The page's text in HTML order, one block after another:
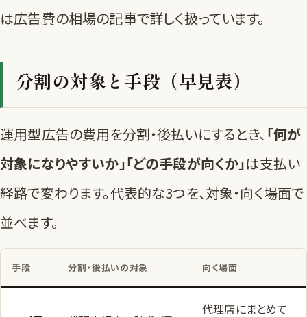
は広告費の相場の記事で詳しく扱っています。
分割の対象と手段（早見表）
運用型広告の費用を分割・後払いにするとき、 「何が
対象になりやすいか」「どの手段が向くか」は支払い
経路で変わります。代表的な3つを、対象・向く場面で
並べます。
手段 分割・後払いの対象 向く場面
代理店にまとめて